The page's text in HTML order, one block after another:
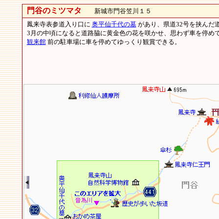
門谷のミツマタ 新城市門谷笠川１５
鳳来寺表参道入り口に 奥平仙千代の墓があり、県道32号を挟んだ
3月の中頃になると道路脇に黄金色の花を咲かせ、思わず車を停め
観来館前の駐車場に車を停めてゆっくり観賞できる。